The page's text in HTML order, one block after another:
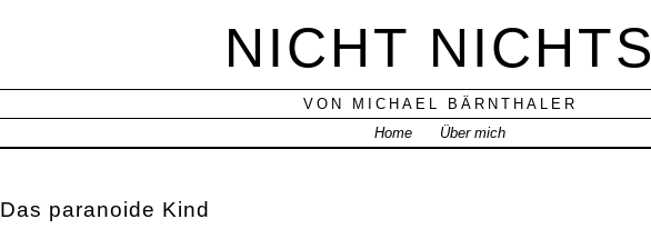
NICHT NICHTS
VON MICHAEL BÄRNTHALER
Home
Über mich
Das paranoide Kind